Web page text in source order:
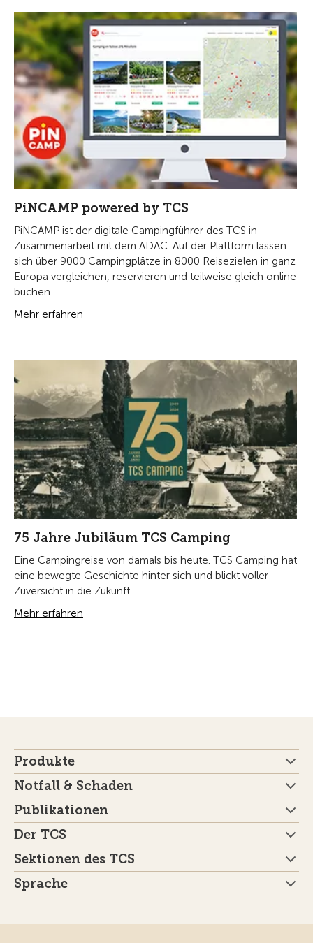
PiNCAMP powered by TCS
PiNCAMP ist der digitale Campingführer des TCS in
Zusammenarbeit mit dem ADAC. Auf der Plattform lassen
sich über 9000 Campingplätze in 8000 Reisezielen in ganz
Europa vergleichen, reservieren und teilweise gleich online
buchen.
Mehr erfahren
75 Jahre Jubiläum TCS Camping
Eine Campingreise von damals bis heute. TCS Camping hat
eine bewegte Geschichte hinter sich und blickt voller
Zuversicht in die Zukunft.
Mehr erfahren
Produkte
Notfall & Schaden
Publikationen
Der TCS
Sektionen des TCS
Sprache